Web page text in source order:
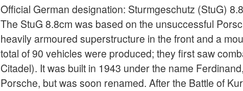
Official German designation: Sturmgeschutz (StuG)
The StuG 8.8cm was based on the unsuccessful
heavily armoured superstructure in the front and a
total of 90 vehicles were produced; they first saw
Citadel). It was built in 1943 under the name
Porsche, but was soon renamed. After the Battle of